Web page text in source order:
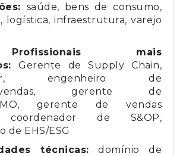
saúde, bens de consumo,
logística, infraestrutura, varejo
Profissionais mais
Gerente de Supply Chain,
engenheiro de
vendas, gerente de
gerente de vendas
coordenador de S&OP,
de EHS/ESG.
técnicas: domínio de